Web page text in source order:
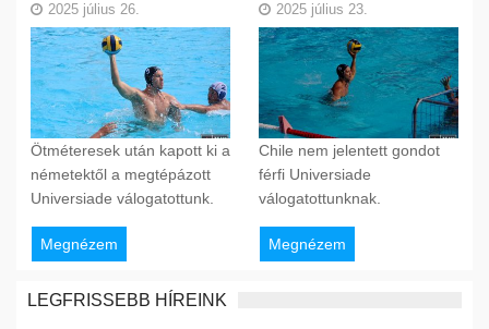
2025 július 26.
Ötméteresek után kapott ki a
németektől a megtépázott
Universiade válogatottunk.
Megnézem
2025 július 23.
Chile nem jelentett gondot
férfi Universiade
válogatottunknak.
Megnézem
LEGFRISSEBB HÍREINK